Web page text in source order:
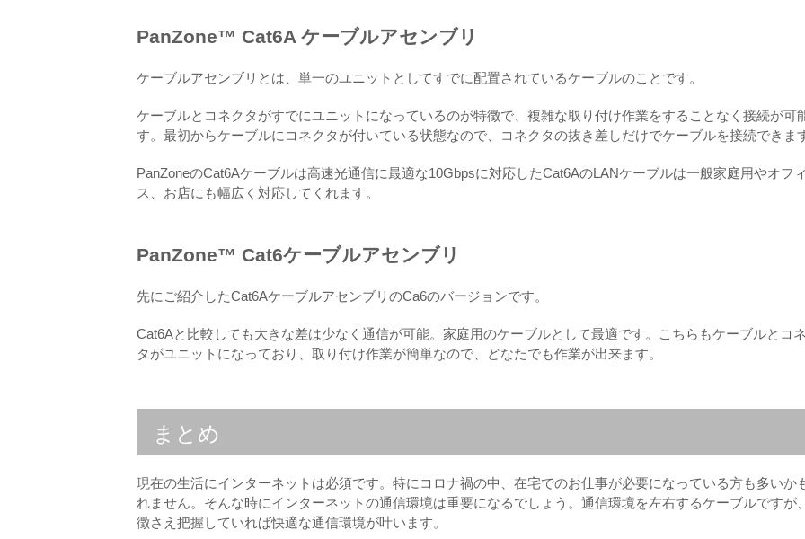
PanZone™ Cat6A ケーブルアセンブリ
ケーブルアセンブリとは、単一のユニットとしてすでに配置されているケーブルのことです。
ケーブルとコネクタがすでにユニットになっているのが特徴で、複雑な取り付け作業をすることなく接続が可
す。最初からケーブルにコネクタが付いている状態なので、コネクタの抜き差しだけでケーブルを接続できま
PanZoneのCat6Aケーブルは高速光通信に最適な10Gbpsに対応したCat6AのLANケーブルは一般家庭用やオフィ
ス、お店にも幅広く対応してくれます。
PanZone™ Cat6ケーブルアセンブリ
先にご紹介したCat6AケーブルアセンブリのCa6のバージョンです。
Cat6Aと比較しても大きな差は少なく通信が可能。家庭用のケーブルとして最適です。こちらもケーブルとコ
タがユニットになっており、取り付け作業が簡単なので、どなたでも作業が出来ます。
まとめ
現在の生活にインターネットは必須です。特にコロナ禍の中、在宅でのお仕事が必要になっている方も多いか
れません。そんな時にインターネットの通信環境は重要になるでしょう。通信環境を左右するケーブルですが
徴さえ把握していれば快適な通信環境が叶います。